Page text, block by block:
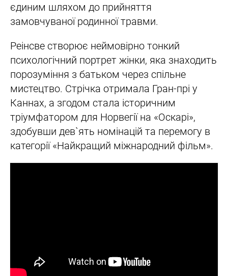
єдиним шляхом до прийняття
замовчуваної родинної травми.
Реінсве створює неймовірно тонкий
психологічний портрет жінки, яка знаходить
порозуміння з батьком через спільне
мистецтво. Стрічка отримала Гран-прі у
Каннах, а згодом стала історичним
тріумфатором для Норвегії на «Оскарі»,
здобувши дев`ять номінацій та перемогу в
категорії «Найкращий міжнародний фільм».